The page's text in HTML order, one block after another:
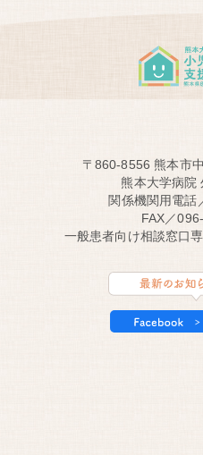
〒860-8556 熊本市
熊本大学病院
関係機関用電話
FAX／
一般患者向け相談窓口